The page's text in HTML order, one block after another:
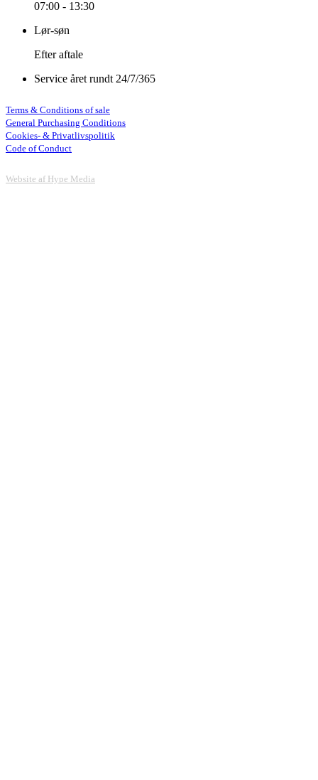
07:00 - 13:30
Lør-søn
Efter aftale
Service året rundt 24/7/365
Terms & Conditions of sale
General Purchasing Conditions
Cookies- & Privatlivspolitik
Code of Conduct
Website af Hype Media